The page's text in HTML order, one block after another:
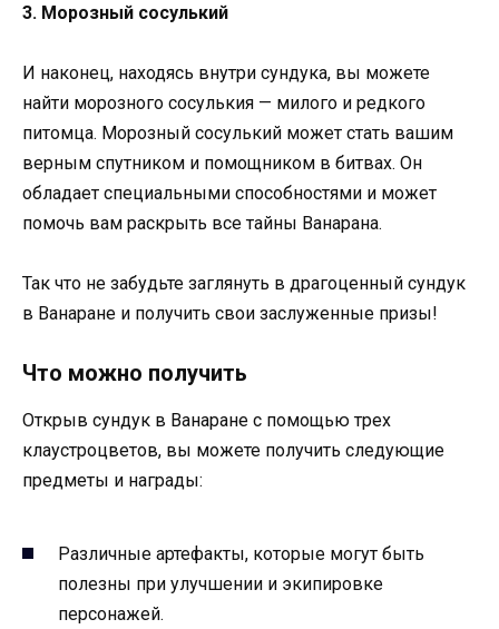
3. Морозный сосулький
И наконец, находясь внутри сундука, вы можете
найти морозного сосулькия — милого и редкого
питомца. Морозный сосулький может стать вашим
верным спутником и помощником в битвах. Он
обладает специальными способностями и может
помочь вам раскрыть все тайны Ванарана.
Так что не забудьте заглянуть в драгоценный сундук
в Ванаране и получить свои заслуженные призы!
Что можно получить
Открыв сундук в Ванаране с помощью трех
клаустроцветов, вы можете получить следующие
предметы и награды:
Различные артефакты, которые могут быть
полезны при улучшении и экипировке
персонажей.